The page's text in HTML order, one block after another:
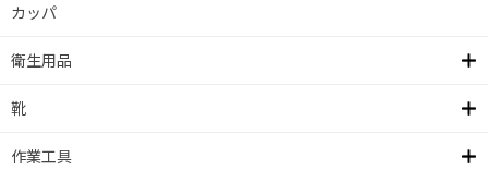
カッパ
衛生用品
靴
作業工具